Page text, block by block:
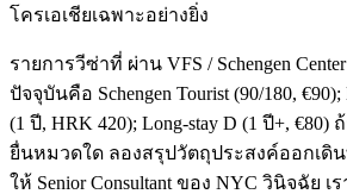
โครเอเชียเฉพาะอย่างยิ่ง
รายการวีซ่าที่ ผ่าน VFS / Schengen
ปัจจุบันคือ Schengen Tourist (90/180, €90);
(1 ปี, HRK 420); Long-stay D (1 ปี+,
ยื่นหมวดใด ลองสรุปวัตถุประสงค์ออกเดิ
ให้ Senior Consultant ของ NYC วินิจฉัย เร